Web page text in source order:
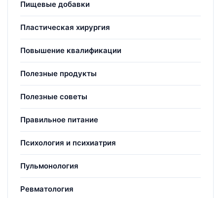
Пищевые добавки
Пластическая хирургия
Повышение квалификации
Полезные продукты
Полезные советы
Правильное питание
Психология и психиатрия
Пульмонология
Ревматология